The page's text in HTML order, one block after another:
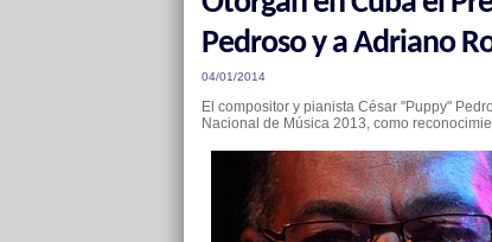
Pedroso y a Adriano
04/01/2014
El compositor y pianista César "Puppy"
Nacional de Música 2013, como